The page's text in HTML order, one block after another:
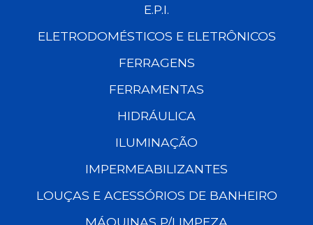
E.P.I.
ELETRODOMÉSTICOS E ELETRÔNICOS
FERRAGENS
FERRAMENTAS
HIDRÁULICA
ILUMINAÇÃO
IMPERMEABILIZANTES
LOUÇAS E ACESSÓRIOS DE BANHEIRO
MÁQUINAS P/LIMPEZA